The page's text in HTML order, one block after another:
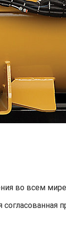
во всем